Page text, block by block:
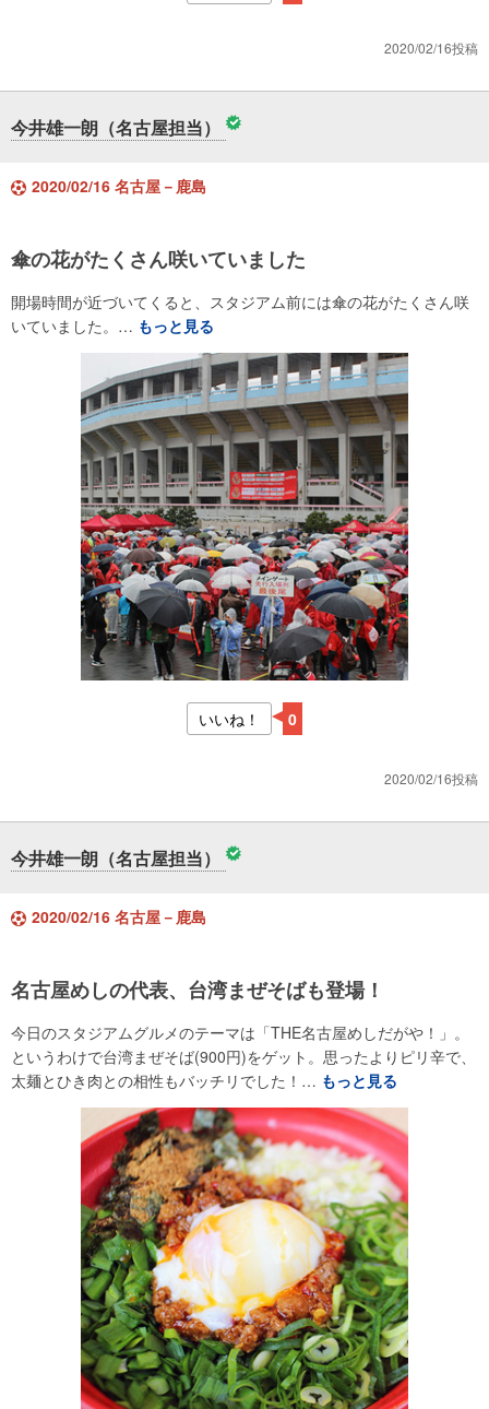
2020/02/16投稿
今井雄一朗（名古屋担当）
2020/02/16 名古屋－鹿島
傘の花がたくさん咲いていました
開場時間が近づいてくると、スタジアム前には傘の花がたくさん咲
いていました。… もっと見る
いいね！ 0
2020/02/16投稿
今井雄一朗（名古屋担当）
2020/02/16 名古屋－鹿島
名古屋めしの代表、台湾まぜそばも登場！
今日のスタジアムグルメのテーマは「THE名古屋めしだがや！」。
というわけで台湾まぜそば(900円)をゲット。思ったよりピリ辛で、
太麺とひき肉との相性もバッチリでした！… もっと見る